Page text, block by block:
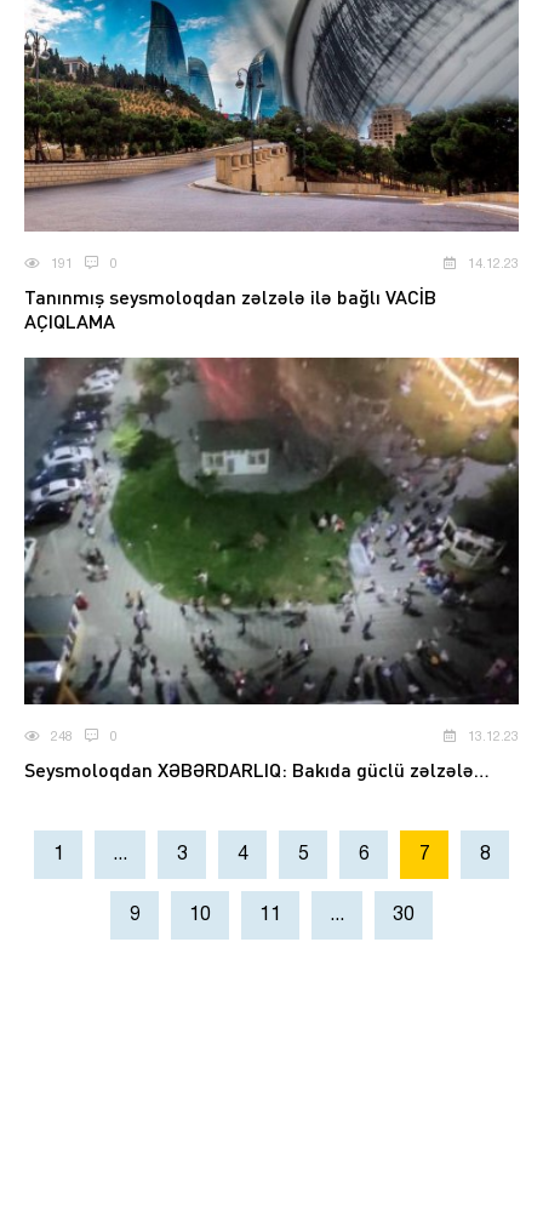
191 0 14.12.23
Tanınmış seysmoloqdan zəlzələ ilə bağlı VACİB
AÇIQLAMA
248 0 13.12.23
Seysmoloqdan XƏBƏRDARLIQ: Bakıda güclü zəlzələ…
1 ... 3 4 5 6 7 8
9 10 11 ... 30